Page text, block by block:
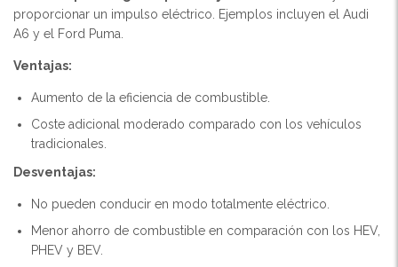
proporcionar un impulso eléctrico. Ejemplos incluyen el Audi
A6 y el Ford Puma.
Ventajas:
Aumento de la eficiencia de combustible.
Coste adicional moderado comparado con los vehículos
tradicionales.
Desventajas:
No pueden conducir en modo totalmente eléctrico.
Menor ahorro de combustible en comparación con los HEV,
PHEV y BEV.